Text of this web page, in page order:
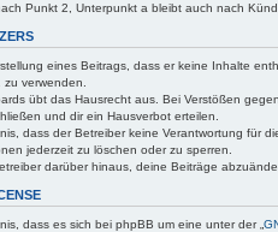
Punkt 2, Unterpunkt a bleibt auch nach
eines Beitrags, dass er keine Inhalte
verwenden.
übt das Hausrecht aus. Bei Verstößen
und dir ein Hausverbot erteilen.
dass der Betreiber keine Verantwortung für
jederzeit zu löschen oder zu sperren.
darüber hinaus, deine Beiträge
dass es sich bei phpBB um eine unter der „